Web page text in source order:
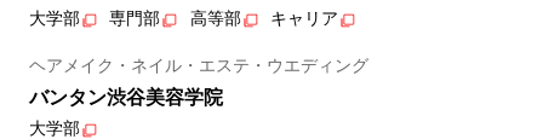
大学部 専門部 高等部 キャリア
ヘアメイク・ネイル・エステ・ウエディング
バンタン渋谷美容学院
大学部